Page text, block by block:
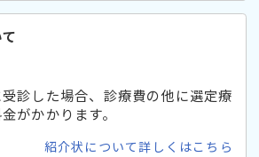
診した場合、診療費の他に選定療
がかかります。
紹介状について詳しくはこちら